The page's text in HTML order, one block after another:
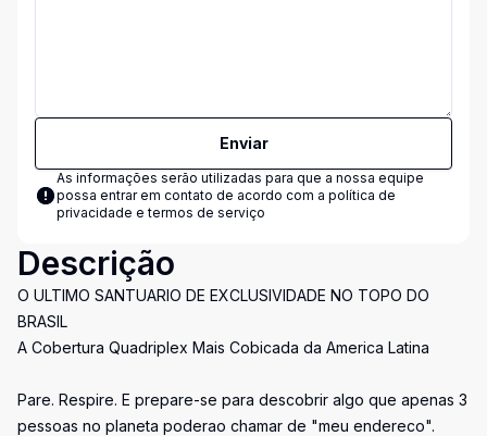
Enviar
As informações serão utilizadas para que a nossa equipe
possa entrar em contato de acordo com a política de
privacidade e termos de serviço
Descrição
O ULTIMO SANTUARIO DE EXCLUSIVIDADE NO TOPO DO
BRASIL
A Cobertura Quadriplex Mais Cobicada da America Latina
Pare. Respire. E prepare-se para descobrir algo que apenas 3
pessoas no planeta poderao chamar de "meu endereco".